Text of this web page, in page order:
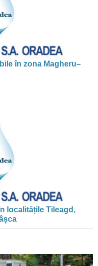
în zona Magheru–
localitățile Tileagd,